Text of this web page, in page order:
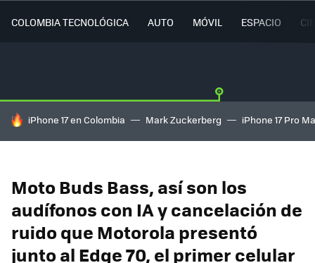
COLOMBIA TECNOLÓGICA AUTO MÓVIL ESPACIO
HOY SE HABLA DE
iPhone 17 en Colombia Mark Zuckerberg iPhone 17 Pro
Moto Buds Bass, así son los
audífonos con IA y cancelación de
ruido que Motorola presentó
junto al Edge 70, el primer celular